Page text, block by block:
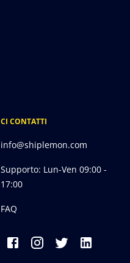
CI CONTATTI
info@shiplemon.com
Supporto: Lun-Ven 09:00 -
17:00
FAQ